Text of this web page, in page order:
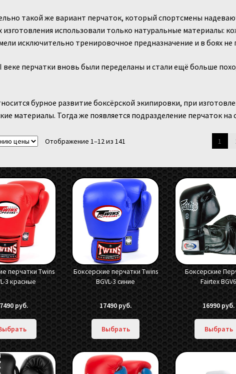
такой же вариант перчаток, который спортсмены
изготовления использовали только натуральные материалы:
исключительно тренировочное предназначение и в боях не
веке перчатки вновь были переделаны и стали ещё больше
бурное развитие боксёрской экипировки, при
материалы. Тогда же появляется подразделение перчаток
Отображение 1–12 из 141 1
перчатки Twins
3 красные
руб.
Боксерские перчатки Twins
BGVL-3 синие
17490 руб.
Выбрать
Боксерские
Fairtex BGV6
16990 руб.
Выбрать